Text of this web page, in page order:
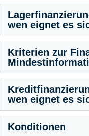
wen eignet es
Kriterien zur
wen eignet es
Konditionen